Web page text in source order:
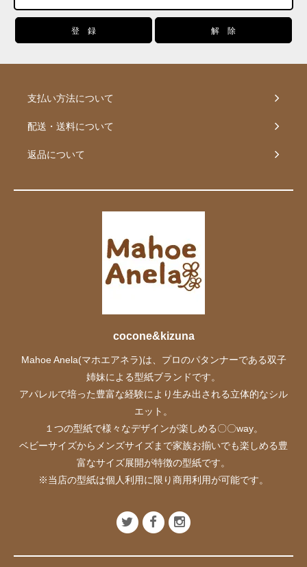
支払い方法について
配送・送料について
返品について
cocone&kizuna
Mahoe Anela(マホエアネラ)は、プロのパタンナーである双子
姉妹による型紙ブランドです。
アパレルで培った豊富な経験により生み出される立体的なシル
エット。
１つの型紙で様々なデザインが楽しめる〇〇way。
ベビーサイズからメンズサイズまで家族お揃いでも楽しめる豊
富なサイズ展開が特徴の型紙です。
※当店の型紙は個人利用に限り商用利用が可能です。